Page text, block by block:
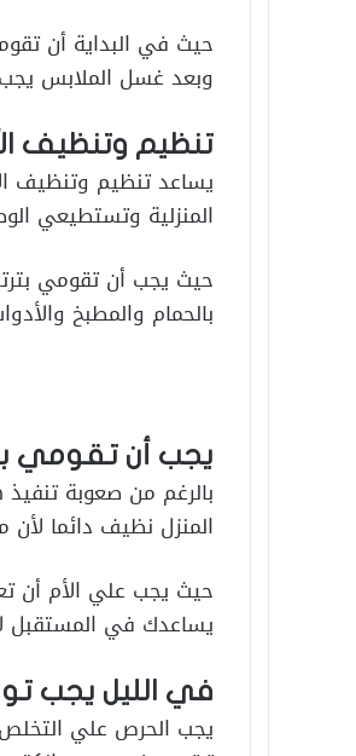
حيث في البداية أن
وبعد غسل الملابس
تنظيم وتنظيف
يساعد تنظيم وتنظيف
المنزلية وتستطيعي
حيث يجب أن تقومي
بالحمام والمطبخ
يجب أن تقومي
بالرغم من صعوبة
المنزل نظيف دائما
حيث يجب علي الأم أن
يساعدك في المستقبل
في الليل يجب توفير 15 دقيقة من أجل
يجب الحرص علي